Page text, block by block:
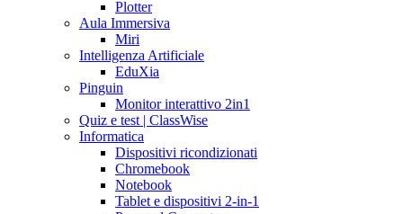
Plotter
Aula Immersiva
Miri
Intelligenza Artificiale
EduXia
Pinguin
Monitor interattivo 2in1
Quiz e test | ClassWise
Informatica
Dispositivi ricondizionati
Chromebook
Notebook
Tablet e dispositivi 2-in-1